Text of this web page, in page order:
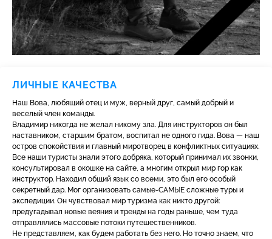
ЛИЧНЫЕ КАЧЕСТВА
Наш Вова, любящий отец и муж, верный друг, самый добрый и
веселый член команды.
Владимир никогда не желал никому зла. Для инструкторов он был
наставником, старшим братом, воспитал не одного гида. Вова — наш
остров спокойствия и главный миротворец в конфликтных ситуациях.
Все наши туристы знали этого добряка, который принимал их звонки,
консультировал в окошке на сайте, а многим открыл мир гор как
инструктор. Находил общий язык со всеми, это был его особый
секретный дар. Мог организовать самые-САМЫЕ сложные туры и
экспедиции. Он чувствовал мир туризма как никто другой:
предугадывал новые веяния и тренды на годы раньше, чем туда
отправлялись массовые потоки путешественников.
Не представляем, как будем работать без него. Но точно знаем, что